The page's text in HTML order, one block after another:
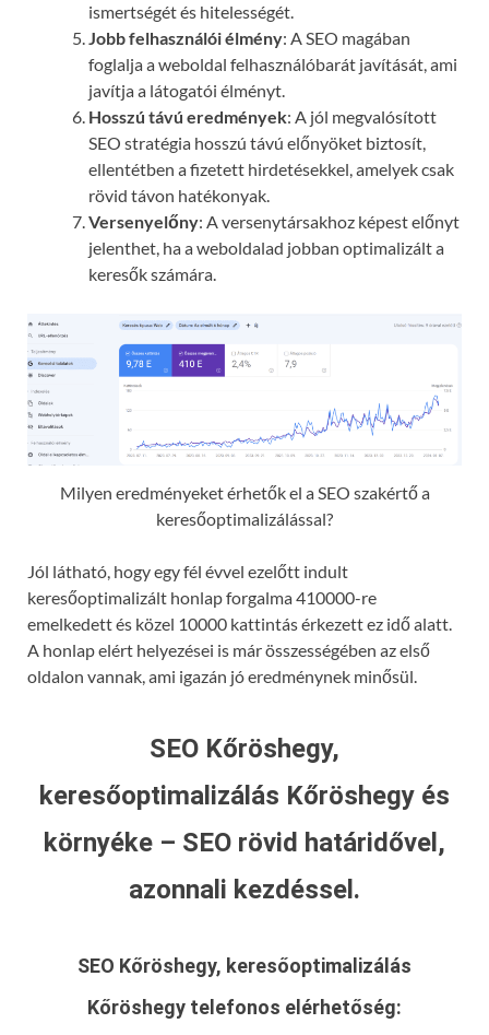
ismertségét és hitelességét.
Jobb felhasználói élmény: A SEO magában
foglalja a weboldal felhasználóbarát javítását, ami
javítja a látogatói élményt.
Hosszú távú eredmények: A jól megvalósított
SEO stratégia hosszú távú előnyöket biztosít,
ellentétben a fizetett hirdetésekkel, amelyek csak
rövid távon hatékonyak.
Versenyelőny: A versenytársakhoz képest előnyt
jelenthet, ha a weboldalad jobban optimalizált a
keresők számára.
Milyen eredményeket érhetők el a SEO szakértő a
keresőoptimalizálással?
Jól látható, hogy egy fél évvel ezelőtt indult
keresőoptimalizált honlap forgalma 410000-re
emelkedett és közel 10000 kattintás érkezett ez idő alatt.
A honlap elért helyezései is már összességében az első
oldalon vannak, ami igazán jó eredménynek minősül.
SEO Kőröshegy,
keresőoptimalizálás Kőröshegy és
környéke – SEO rövid határidővel,
azonnali kezdéssel.
SEO Kőröshegy, keresőoptimalizálás
Kőröshegy telefonos elérhetőség: